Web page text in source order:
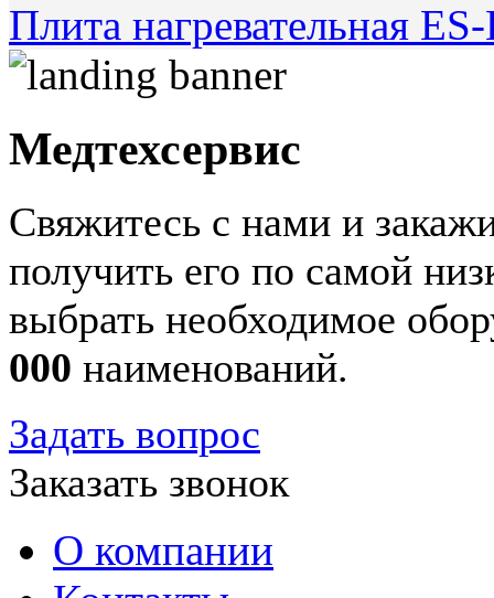
Плита нагревательная
Медтехсервис
Свяжитесь с нами и
получить его по самой
выбрать необходимое
000 наименований.
Задать вопрос
Заказать звонок
О компании